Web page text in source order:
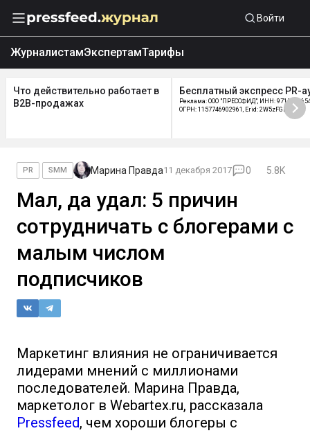
Войти
ЖурналистамЭкспертамТарифы
Что действительно работает в
B2B-продажах
Бесплатный экспресс PR-
Реклама: ООО "ПРЕССФИД", ИНН:
ОГРН: 1157746902961, Erid: 2W5zFGDycPz
PR SMM Марина Правда11 декабря 2017 0 5.8K
Мал, да удал: 5 причин
сотрудничать с блогерами с
малым числом
подписчиков
Маркетинг влияния не ограничивается
лидерами мнений с миллионами
последователей. Марина Правда,
маркетолог в Webartex.ru, рассказала
Pressfeed, чем хороши блогеры с